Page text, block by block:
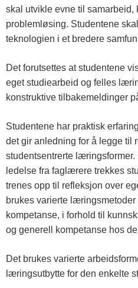
skal utvikle evne til
problemløsing. Studentene
teknologien i et bredere
Det forutsettes at studentene
eget studiearbeid og felles
konstruktive tilbakemeldinger
Studentene har praktisk
det gir anledning for å legge til
studentsentrerte
ledelse fra faglærere trekkes
trenes opp til refleksjon over
brukes varierte
kompetanse, i forhold til
og generell kompetanse hos
Det brukes varierte
læringsutbytte for den enkelte